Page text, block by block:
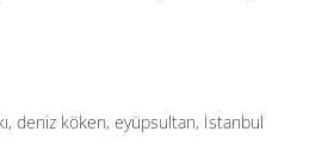
, deniz köken, eyüpsultan, İstanbul